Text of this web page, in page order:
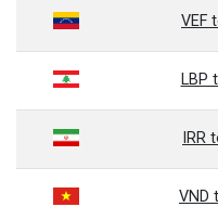
VEF
LBP
IRR
VND